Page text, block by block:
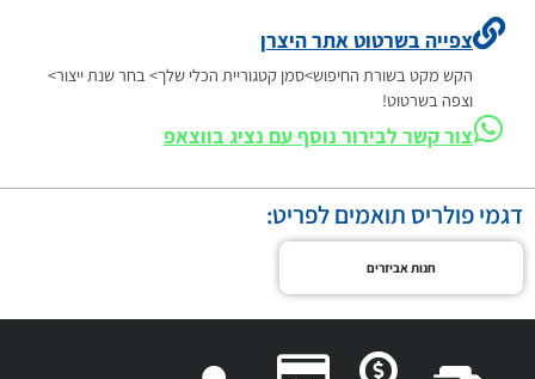
צפייה בשרטוט אתר היצרן
הקש מקט בשורת החיפוש>סמן קטגוריית הכלי שלך> בחר שנת ייצור>
וצפה בשרטוט!
צור קשר לבירור נוסף עם נציג בווצאפ
דגמי פולריס תואמים לפריט:
חנות אביזרים